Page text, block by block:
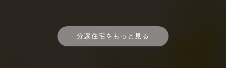
分譲住宅をもっと見る